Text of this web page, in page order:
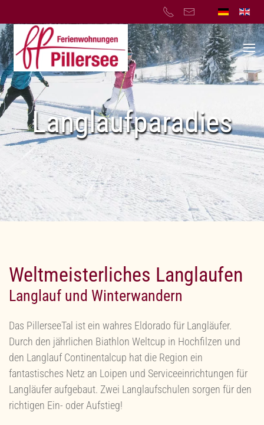
Skip to main content
Langlaufparadies
Weltmeisterliches Langlaufen
Langlauf und Winterwandern
Das PillerseeTal ist ein wahres Eldorado für Langläufer.
Durch den jährlichen Biathlon Weltcup in Hochfilzen und
den Langlauf Continentalcup hat die Region ein
fantastisches Netz an Loipen und Serviceeinrichtungen für
Langläufer aufgebaut. Zwei Langlaufschulen sorgen für den
richtigen Ein- oder Aufstieg!